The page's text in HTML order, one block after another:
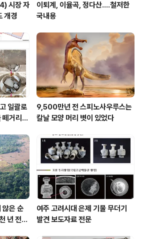
시장 자
개경
이퇴계, 이율곡, 정다산....철저한
국내용
일괄로
떼거리로
9,500만년 전 스피노사우루스는
칼날 모양 머리 볏이 있었다
않은 순
년 전에
여주 고려시대 은제 기물 무더기
발견 보도자료 전문